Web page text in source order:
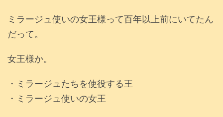
ミラージュ使いの女王様って百年以上前にいてたん
だって。
女王様か。
・ミラージュたちを使役する王
・ミラージュ使いの女王